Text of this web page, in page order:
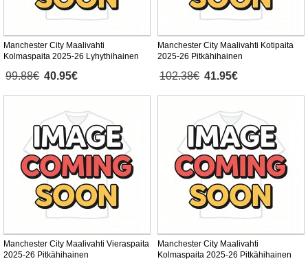
Manchester City Maalivahti
Kolmaspaita 2025-26 Lyhythihainen
99.88€ 40.95€
Manchester City Maalivahti Kotipaita
2025-26 Pitkähihainen
102.38€ 41.95€
Manchester City Maalivahti Vieraspaita
2025-26 Pitkähihainen
Manchester City Maalivahti
Kolmaspaita 2025-26 Pitkähihainen